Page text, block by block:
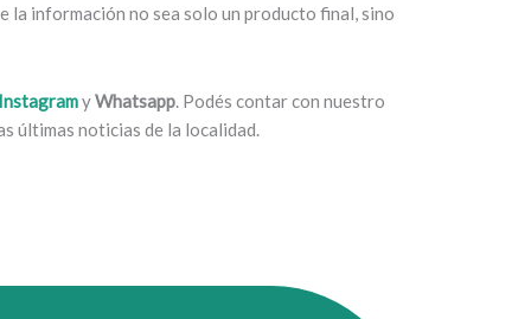
la información no sea solo un producto final, sino
yWhatsapp. Podés contar con nuestro
últimas noticias de la localidad.